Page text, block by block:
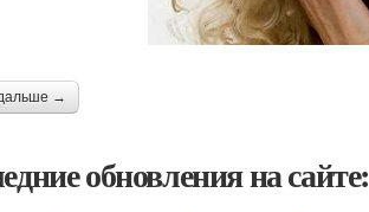
→
обновления на сайте: